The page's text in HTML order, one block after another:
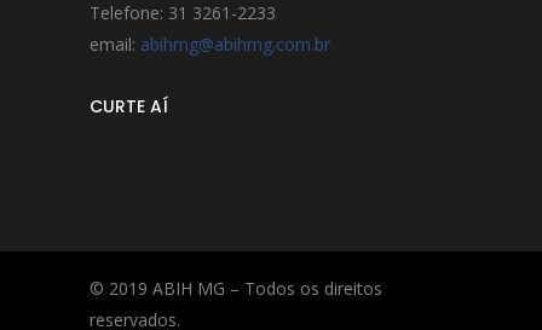
Telefone: 31 3261-2233
email: abihmg@abihmg.com.br
CURTE AÍ
© 2019 ABIH MG – Todos os direitos
reservados.